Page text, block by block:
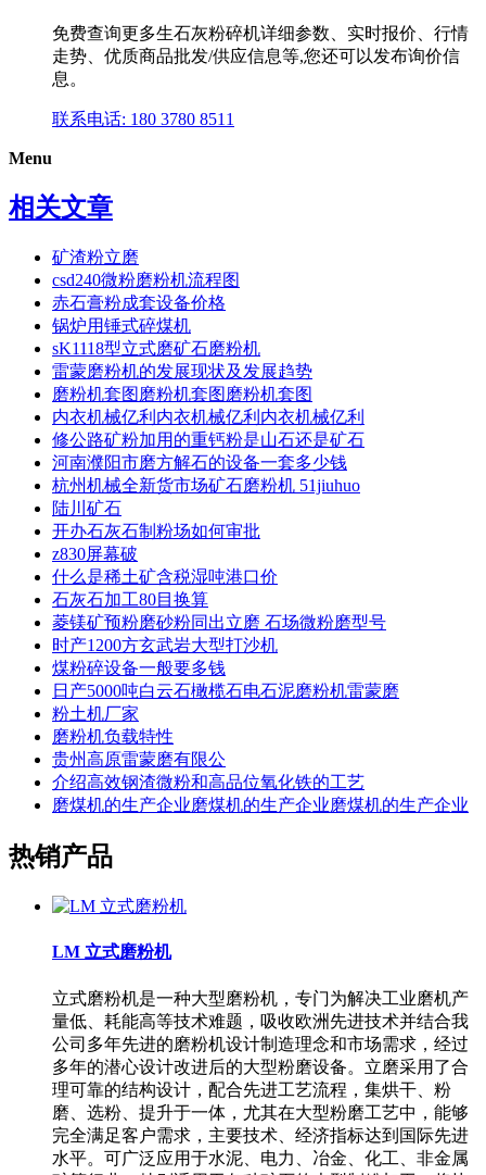
免费查询更多生石灰粉碎机详细参数、实时报价、行情
走势、优质商品批发/供应信息等,您还可以发布询价信
息。
联系电话: 180 3780 8511
Menu
相关文章
矿渣粉立磨
csd240微粉磨粉机流程图
赤石膏粉成套设备价格
锅炉用锤式碎煤机
sK1118型立式磨矿石磨粉机
雷蒙磨粉机的发展现状及发展趋势
磨粉机套图磨粉机套图磨粉机套图
内衣机械亿利内衣机械亿利内衣机械亿利
修公路矿粉加用的重钙粉是山石还是矿石
河南濮阳市磨方解石的设备一套多少钱
杭州机械全新货市场矿石磨粉机 51jiuhuo
陆川矿石
开办石灰石制粉场如何审批
z830屏幕破
什么是稀土矿含税湿吨港口价
石灰石加工80目换算
菱镁矿预粉磨砂粉同出立磨 石场微粉磨型号
时产1200方玄武岩大型打沙机
煤粉碎设备一般要多钱
日产5000吨白云石橄榄石电石泥磨粉机雷蒙磨
粉土机厂家
磨粉机负载特性
贵州高原雷蒙磨有限公
介绍高效钢渣微粉和高品位氧化铁的工艺
磨煤机的生产企业磨煤机的生产企业磨煤机的生产企业
热销产品
LM 立式磨粉机
立式磨粉机是一种大型磨粉机，专门为解决工业磨机产
量低、耗能高等技术难题，吸收欧洲先进技术并结合我
公司多年先进的磨粉机设计制造理念和市场需求，经过
多年的潜心设计改进后的大型粉磨设备。立磨采用了合
理可靠的结构设计，配合先进工艺流程，集烘干、粉
磨、选粉、提升于一体，尤其在大型粉磨工艺中，能够
完全满足客户需求，主要技术、经济指标达到国际先进
水平。可广泛应用于水泥、电力、冶金、化工、非金属